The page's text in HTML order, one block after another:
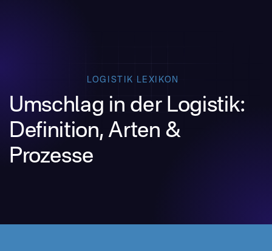
LOGISTIK LEXIKON
Umschlag in der Logistik:
Definition, Arten &
Prozesse